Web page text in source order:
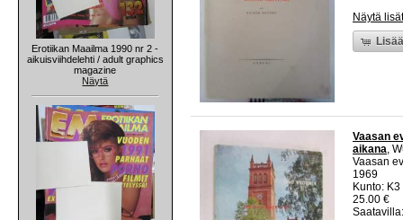
Erotiikan Maailma 1990 nr 2 -
aikuisviihdelehti / adult graphics
magazine
Näytä
Näytä
Vaasan
aikana,
Vaasan
1969
Kunto:
25.00 €